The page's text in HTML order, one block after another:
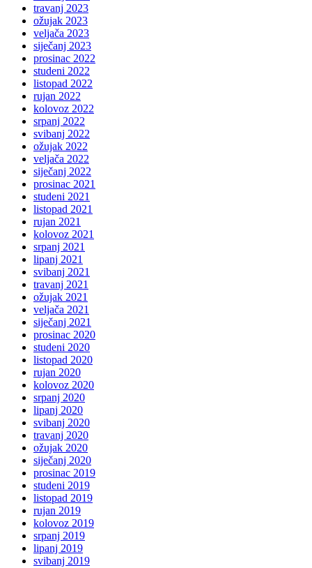
travanj 2023
ožujak 2023
veljača 2023
siječanj 2023
prosinac 2022
studeni 2022
listopad 2022
rujan 2022
kolovoz 2022
srpanj 2022
svibanj 2022
ožujak 2022
veljača 2022
siječanj 2022
prosinac 2021
studeni 2021
listopad 2021
rujan 2021
kolovoz 2021
srpanj 2021
lipanj 2021
svibanj 2021
travanj 2021
ožujak 2021
veljača 2021
siječanj 2021
prosinac 2020
studeni 2020
listopad 2020
rujan 2020
kolovoz 2020
srpanj 2020
lipanj 2020
svibanj 2020
travanj 2020
ožujak 2020
siječanj 2020
prosinac 2019
studeni 2019
listopad 2019
rujan 2019
kolovoz 2019
srpanj 2019
lipanj 2019
svibanj 2019